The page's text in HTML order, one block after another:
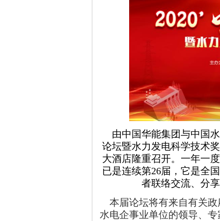
由中国华能集团与中国
论坛暨水力发电科学技术
大酒店隆重召开。一年一
已是连续第26届，它是全
者联络交流、分
本届论坛将有来自有关政
水电企事业单位的领导、